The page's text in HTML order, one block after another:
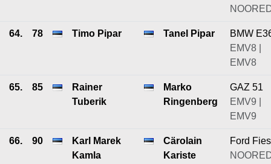
64. 78 Timo Pipar Tanel Pipar
BMW
EMV8 |
EMV8
65. 85
Rainer
Tuberik
Marko
Ringenberg
GAZ 51
EMV9 |
EMV9
66. 90
Karl Marek
Kamla
Cärolain
Kariste
Ford